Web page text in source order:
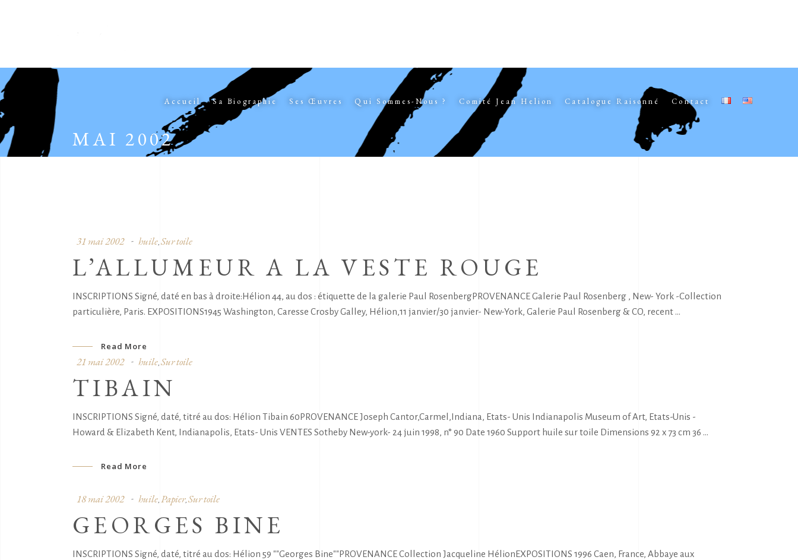
Accueil Sa Biographie Ses Œuvres Qui Sommes-Nous ? Comité Jean Helion Catalogue Raisonné Contact
MAI 2002
31 mai 2002 huile, Sur toile
L’ALLUMEUR A LA VESTE ROUGE
INSCRIPTIONS Signé, daté en bas à droite:Hélion 44, au dos : étiquette de la galerie Paul RosenbergPROVENANCE Galerie Paul Rosenberg , New- York -Collection
particulière, Paris. EXPOSITIONS1945 Washington, Caresse Crosby Galley, Hélion,11 janvier/30 janvier- New-York, Galerie Paul Rosenberg & CO, recent
Read More
21 mai 2002 huile Sur toile
TIBAIN
INSCRIPTIONS Signé, daté, titré au dos: Hélion Tibain 60PROVENANCE Joseph Cantor,Carmel,Indiana, Etats- Unis Indianapolis Museum of Art, Etats-Unis -
Howard & Elizabeth Kent, Indianapolis, Etats- Unis VENTES Sotheby New-york- 24 juin 1998, n° 90 Date 1960 Support huile sur toile Dimensions 92 x 73 cm 36
Read More
18 mai 2002 huile, Papier, Sur toile
GEORGES BINE
INSCRIPTIONS Signé, daté, titré au dos: Hélion 59 ""Georges Bine""PROVENANCE Collection Jacqueline HélionEXPOSITIONS 1996 Caen, France, Abbaye aux